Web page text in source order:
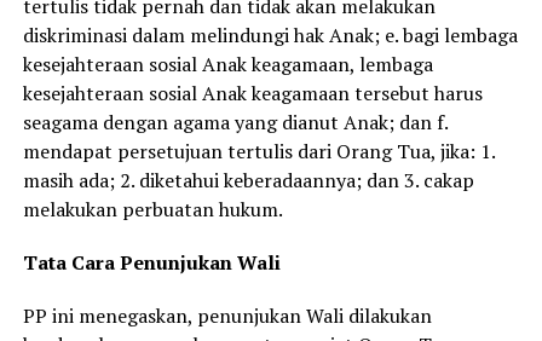
tertulis tidak pernah dan tidak akan melakukan
diskriminasi dalam melindungi hak Anak; e. bagi lembaga
kesejahteraan sosial Anak keagamaan, lembaga
kesejahteraan sosial Anak keagamaan tersebut harus
seagama dengan agama yang dianut Anak; dan f.
mendapat persetujuan tertulis dari Orang Tua, jika: 1.
masih ada; 2. diketahui keberadaannya; dan 3. cakap
melakukan perbuatan hukum.
Tata Cara Penunjukan Wali
PP ini menegaskan, penunjukan Wali dilakukan